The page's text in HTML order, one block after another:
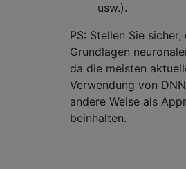
usw.).
PS: Stellen Sie
Grundlagen
da die meisten
Verwendung von
andere Weise als
beinhalten.